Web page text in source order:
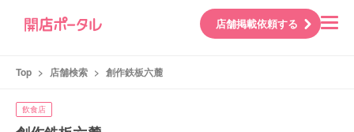
店舗掲載依頼する
Top > 店舗検索 > 創作鉄板六麓
飲食店